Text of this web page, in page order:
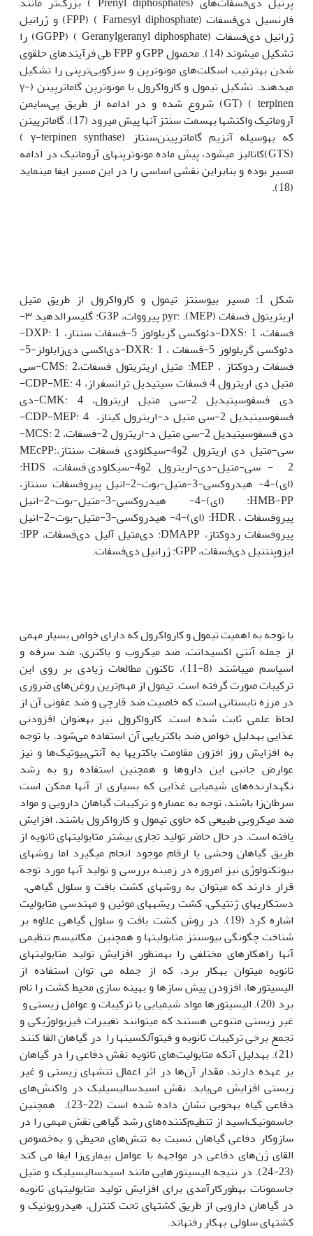
فارنسیل دی‌فسفات (Farnesyl diphosphate ) (FPP) و ژرانیل
ژرانیل دی‌فسفات (Geranylgeranyl diphosphate ) (GGPP) را
تشکیل می‏شوند (14). محصول GPP و FPP طی فرآیندهای حلقوی
شدن به‏ترتیب اسکلت‌های مونوترپن و سز‌کویی‌ترپنی را تشکیل
می‏دهند. تشکیل تیمول و کارواکرول با مونوترپن گاماترپینن (γ-
terpinen ) (GT) شروع شده و در ادامه از طریق پی‌سایمن
آروماتیک واکنش‏ها به‏سمت سنتز آن‏ها پیش می‏رود (17). گاماترپینن
که به‏وسیله آنزیم گاماترپینن‌سنتاز (γ-terpinen synthase )
(GTS)کاتالیز می‏شود، پیش ماده مونوترپن‏های آروماتیک در ادامه
مسیر بوده و بنابراین نقشی اساسی را در این مسیر ایفا می‏نماید
(18).
شکل 1: مسیر بیوسنتز تیمول و کارواکرول از طریق متیل
اریتریتول فسفات (MEP). :pyr پیرووات، G3P: گلیسرالدهید ۳-
فسفات، DXS: 1-دئوکسی گزیلولوز 5-فسفات سنتاز، DXP: 1-
دئوکسی گزیلولوز 5-فسفات ، DXR: 1-دی‌اکسی دی‌زایلولز-5-
فسفات ردوکتاز ، MEP: متیل اریتریتول فسفات،CMS: 2-سی
متیل دی اریترول 4 فسفات سیتیدیل ترانسفراز، CDP-ME: 4-
دی فسفوسیتیدیل 2-سی متیل اریترول، CMK: 4-دی
فسفوسیتیدیل 2-سی متیل د-اریترول کیناز، CDP-MEP: 4-
دی فسفوسیتیدیل 2-سی متیل د-اریترول 2-فسفات، MCS: 2-
سی-متیل دی اریترول 2و4-سیکلودی فسفات سنتاز،:MEcPP
2- سی-متیل-دی-اریترول 2و4-سیکلودی فسفات، HDS:
(ای)-4- هیدروکسی-3-متیل-بوت-2-انیل پیروفسفات سنتاز،
HMB-PP: (ای)-4- هیدروکسی-3-متیل-بوت-2-انیل
پیروفسفات ، HDR: (ای)-4- هیدروکسی-3-متیل-بوت-2-انیل
پیروفسفات ردوکتاز، DMAPP: دی‌متیل آلیل دی‌فسفات، IPP:
ایزوپنتنیل دی‌فسفات، GPP: ژرانیل دی‌فسفات.
با توجه به اهمیت تیمول و کارواکرول که دارای خواص بسیار مهمی
از جمله آنتی اکسیدانت، ضد میکروب و باکتری، ضد سرفه و
اسپاسم می‏باشند (8-11)، تاکنون مطالعات زیادی بر روی این
ترکیبات صورت گرفته است. تیمول از مهم‌ترین روغن‌های ضروری
در مرزه تابستانی است که خاصیت ضد قارچی و ضد عفونی آن از
لحاظ علمی ثابت شده است. کارواکرول نیز به‏عنوان افزودنی
غذایی به‏دلیل خواص ضد باکتریایی آن استفاده می‌شود. با توجه
به افزایش روز افزون مقاومت باکتری‏ها به آنتی‌بیوتیک‌ها و نیز
عوارض جانبی این داروها و همچنین استفاده رو به رشد
نگه‏دارنده‌های شیمیایی غذایی که بسیاری از آن‏ها ممکن است
سرطان‌زا باشند، توجه به عصاره و ترکیبات گیاهان دارویی و مواد
ضد میکروبی طبیعی که حاوی تیمول و کارواکرول باشند، افزایش
یافته است. در حال حاضر تولید تجاری بیشتر متابولیت‏های ثانویه از
طریق گیاهان وحشی یا ارقام موجود انجام می‏گیرد اما روش‎های
بیوتکنولوژی نیز امروزه در زمینه بررسی و تولید آن‏ها مورد توجه
قرار دارند که می‏توان به روش‏های کشت بافت و سلول گیاهی،
دست‏کاری‏های ژنتیکی، کشت ریشه‎های موئین و مهندسی متابولیت
اشاره کرد (19). در روش کشت بافت و سلول گیاهی علاوه بر
شناخت چگونگی بیوسنتز متابولیت‏ها و همچنین مکانیسم تنظیمی
آن‏ها راه‏کارهای مختلفی را به‏منظور افزایش تولید متابولیت‎های
ثانویه می‏توان به‏کار برد، که از جمله می توان استفاده از
الیسیتورها، افزودن پیش سازها و بهینه سازی محیط کشت را نام
برد (20). الیسیتورها مواد شیمیایی یا ترکیبات و عوامل زیستی و
غیر زیستی متنوعی هستند که می‎توانند تغییرات فیزیولوژیکی و
تجمع برخی ترکیبات ثانویه و فیتوآلکسین‏ها را در گیاهان القا کنند
(21). به‏دلیل آن‏که متابولیت‌های ثانویه نقش دفاعی را در گیاهان
بر عهده دارند، مقدار آن‌ها در اثر اعمال تنش‏های زیستی و غیر
زیستی افزایش می‌یابد. نقش اسیدسالیسیلیک در واکنش‌های
دفاعی گیاه به‏خوبی نشان داده شده است (22-23). همچنین
جاسمونیک‌اسید از تنطیم‌کننده‌های رشد گیاهی نقش مهمی را در
سازوکار دفاعی گیاهان نسبت به تنش‌های محیطی و به‌خصوص
القای ژن‌های دفاعی در مواجهه با عوامل بیماری‌زا ایفا می کند
(23-24). در نتیجه الیسیتورهایی مانند اسیدسالیسیلیک و متیل
جاسمونات به‏طورکارآمدی برای افزایش تولید متابولیت‎های ثانویه
در گیاهان دارویی از طریق کشت‏های تحت کنترل، هیدروپونیک و
کشت‏های سلولی به‏کار رفته‎اند.